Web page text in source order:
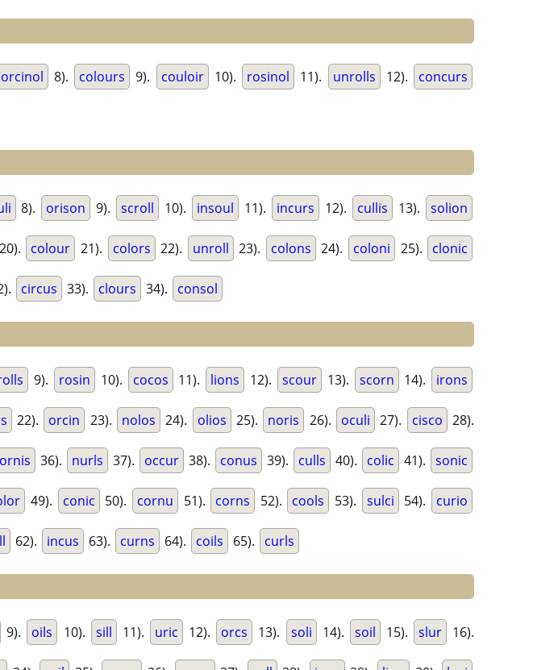
orcinol 8). colours 9). couloir 10). rosinol 11). unrolls 12). concurs
8). orison 9). scroll 10). insoul 11). incurs 12). cullis 13). solion
20). colour 21). colors 22). unroll 23). colons 24). coloni 25). clonic
circus 33). clours 34). consol
9). rosin 10). cocos 11). lions 12). scour 13). scorn 14). irons
22). orcin 23). nolos 24). olios 25). noris 26). oculi 27). cisco 28).
ornis 36). nurls 37). occur 38). conus 39). culls 40). colic 41). sonic
49). conic 50). cornu 51). corns 52). cools 53). sulci 54). curio
62). incus 63). curns 64). coils 65). curls
9). oils 10). sill 11). uric 12). orcs 13). soli 14). soil 15). slur 16).